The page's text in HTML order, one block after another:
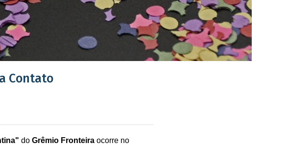
Contato
do Grêmio Fronteira ocorre no